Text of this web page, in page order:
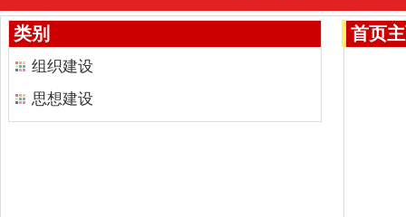
类别
组织建设
思想建设
首页